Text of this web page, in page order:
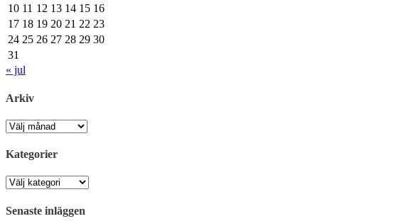
10 11 12 13 14 15 16
17 18 19 20 21 22 23
24 25 26 27 28 29 30
31
« jul
Arkiv
Arkiv
Kategorier
Kategorier
Senaste inläggen